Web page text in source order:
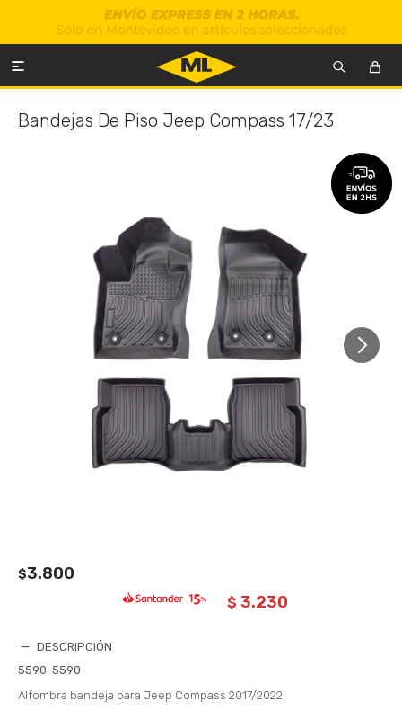

Bandejas De Piso Jeep Compass 17/23
$3.800
$ 3.230
DESCRIPCIÓN
5590-5590
Alfombra bandeja para Jeep Compass 2017/2022